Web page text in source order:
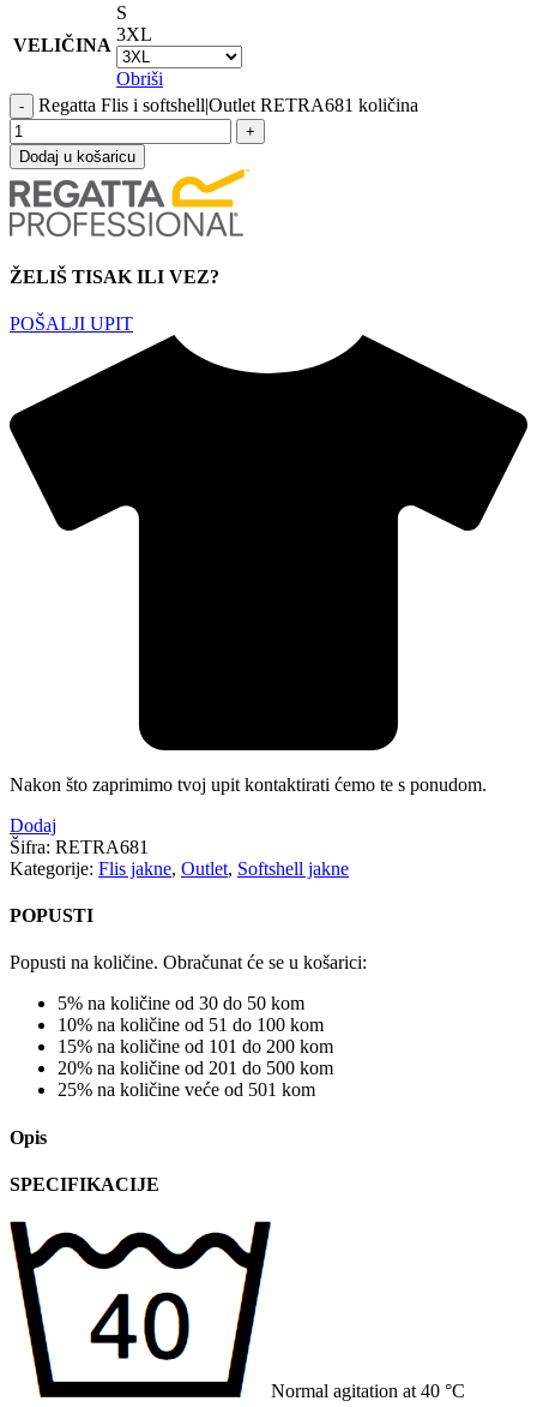
VELIČINA
S
3XL
Obriši
Regatta Flis i softshell|Outlet RETRA681 količina
Dodaj u košaricu
ŽELIŠ TISAK ILI VEZ?
POŠALJI UPIT
Nakon što zaprimimo tvoj upit kontaktirati ćemo te s ponudom.
Dodaj
Šifra: RETRA681
Kategorije: Flis jakne, Outlet, Softshell jakne
POPUSTI
Popusti na količine. Obračunat će se u košarici:
5% na količine od 30 do 50 kom
10% na količine od 51 do 100 kom
15% na količine od 101 do 200 kom
20% na količine od 201 do 500 kom
25% na količine veće od 501 kom
Opis
SPECIFIKACIJE
Normal agitation at 40 °C